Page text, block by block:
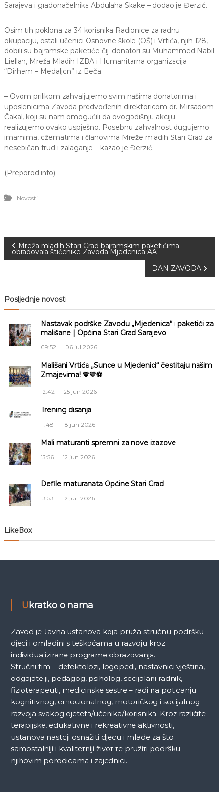
Sarajeva i gradonačelnika Abdulaha Skake – dodao je Đerzić.
Osim tih poklona za 34 korisnika Radionice za radnu
okupaciju, ostali učenici Osnovne škole (OŠ) i Vrtića, njih 128,
dobili su bajramske paketiće čiji donatori su Muhammed Nabil
Liellah, Mreža Mladih IZBA i Humanitarna organizacija
“Dirhem – Medaljon” iz Beča.
– Ovom prilikom zahvaljujemo svim našima donatorima i
uposlenicima Zavoda predvođenih direktoricom dr. Mirsadom
Čakal, koji su nam omogućili da ovogodišnju akciju
realizujemo ovako uspješno. Posebnu zahvalnost dugujemo
imamima, džematima i članovima Mreže mladih Stari Grad za
nesebičan trud i zalaganje – kazao je Đerzić.
(Preporod.info)
Novosti
N
v
i
g
c
a
č
a
n
a
a
Mreža mladih Stari Grad bajramskim paketićima
obradovala štićenike Zavoda Mjedenica AA
DAN ZAVODA
Posljednje novosti
Nastavak podrške Zavodu „Mjedenica“ i paketići za
mališane | Općina Stari Grad Sarajevo
09:52 06 jul 2026
Mališani Vrtića „Sunce u Mjedenici“ čestitaju našim
Zmajevima! 💙💛⚽
12:42 25 jun 2026
Trening disanja
11:48 18 jun 2026
Mali maturanti spremni za nove izazove
13:56 12 jun 2026
Defile maturanata Općine Stari Grad
13:53 12 jun 2026
LikeBox
Ukratko o nama
Zavod je Javna ustanova koja pruža stručnu podršku
djeci i omladini s teškoćama u razvoju kroz
individualizirane programe obrazovanja.
Stručni tim – defektolozi, logopedi, nastavnici vještina,
odgajatelji, pedagog, psiholog, socijalani radnik,
fizioterapeuti, medicinske sestre – radi na poticanju
kognitivnog, emocionalnog, motoričkog i socijalnog
razvoja svakog djeteta/učenika/korisnika. Kroz različite
terapijske, edukativne i rekreativne aktivnosti,
ustanova nastoji osnažiti djecu i mlade za što
samostalniji i kvalitetniji život te pružiti podršku
njihovim porodicama i zajednici.